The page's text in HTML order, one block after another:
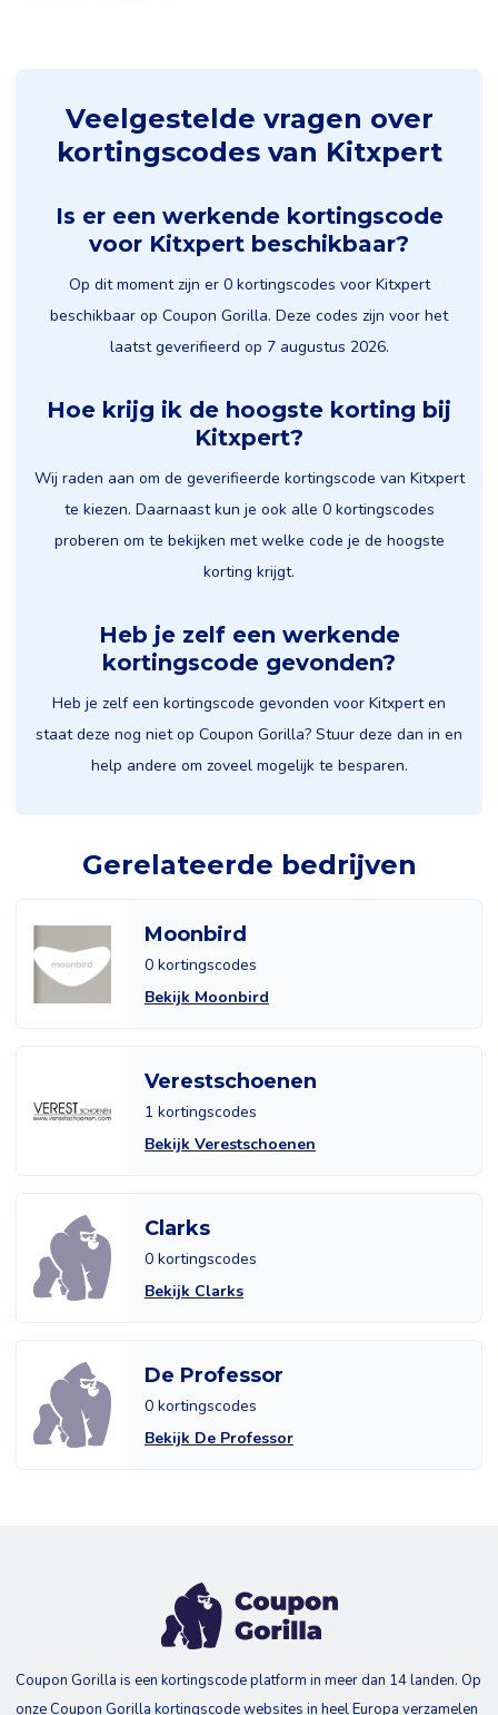
Veelgestelde vragen over
kortingscodes van Kitxpert
Is er een werkende kortingscode
voor Kitxpert beschikbaar?
Op dit moment zijn er 0 kortingscodes voor Kitxpert
beschikbaar op Coupon Gorilla. Deze codes zijn voor het
laatst geverifieerd op 7 augustus 2026.
Hoe krijg ik de hoogste korting bij
Kitxpert?
Wij raden aan om de geverifieerde kortingscode van Kitxpert
te kiezen. Daarnaast kun je ook alle 0 kortingscodes
proberen om te bekijken met welke code je de hoogste
korting krijgt.
Heb je zelf een werkende
kortingscode gevonden?
Heb je zelf een kortingscode gevonden voor Kitxpert en
staat deze nog niet op Coupon Gorilla? Stuur deze dan in en
help andere om zoveel mogelijk te besparen.
Gerelateerde bedrijven
Moonbird
0 kortingscodes
Bekijk Moonbird
Verestschoenen
1 kortingscodes
Bekijk Verestschoenen
Clarks
0 kortingscodes
Bekijk Clarks
De Professor
0 kortingscodes
Bekijk De Professor
Coupon Gorilla is een kortingscode platform in meer dan 14 landen. Op
onze Coupon Gorilla kortingscode websites in heel Europa verzamelen